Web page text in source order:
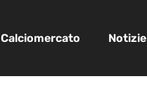
Calciomercato Notizie